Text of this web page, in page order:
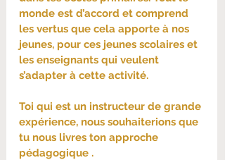
monde est d’accord et comprend
les vertus que cela apporte à nos
jeunes, pour ces jeunes scolaires et
les enseignants qui veulent
s’adapter à cette activité.
Toi qui est un instructeur de grande
expérience, nous souhaiterions que
tu nous livres ton approche
pédagogique .